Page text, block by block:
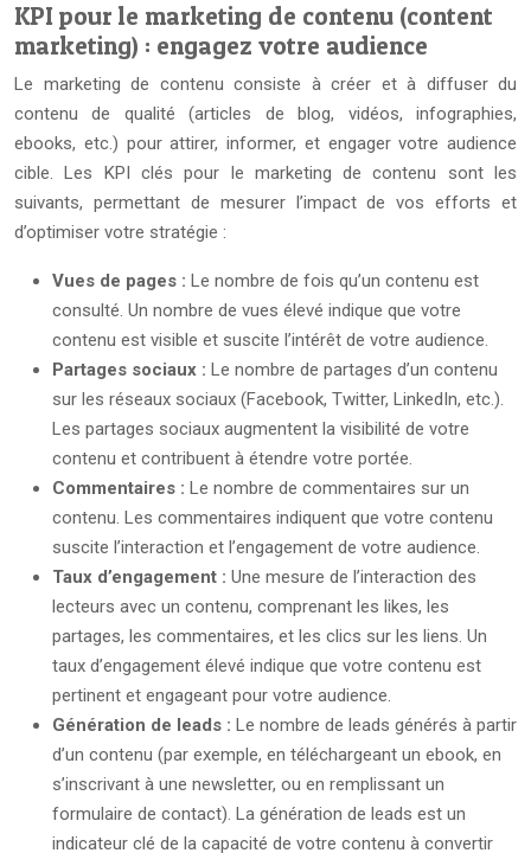
KPI pour le marketing de contenu (content
marketing) : engagez votre audience
Le marketing de contenu consiste à créer et à diffuser du
contenu de qualité (articles de blog, vidéos, infographies,
ebooks, etc.) pour attirer, informer, et engager votre audience
cible. Les KPI clés pour le marketing de contenu sont les
suivants, permettant de mesurer l’impact de vos efforts et
d’optimiser votre stratégie :
Vues de pages : Le nombre de fois qu’un contenu est
consulté. Un nombre de vues élevé indique que votre
contenu est visible et suscite l’intérêt de votre audience.
Partages sociaux : Le nombre de partages d’un contenu
sur les réseaux sociaux (Facebook, Twitter, LinkedIn, etc.).
Les partages sociaux augmentent la visibilité de votre
contenu et contribuent à étendre votre portée.
Commentaires : Le nombre de commentaires sur un
contenu. Les commentaires indiquent que votre contenu
suscite l’interaction et l’engagement de votre audience.
Taux d’engagement : Une mesure de l’interaction des
lecteurs avec un contenu, comprenant les likes, les
partages, les commentaires, et les clics sur les liens. Un
taux d’engagement élevé indique que votre contenu est
pertinent et engageant pour votre audience.
Génération de leads : Le nombre de leads générés à partir
d’un contenu (par exemple, en téléchargeant un ebook, en
s’inscrivant à une newsletter, ou en remplissant un
formulaire de contact). La génération de leads est un
indicateur clé de la capacité de votre contenu à convertir